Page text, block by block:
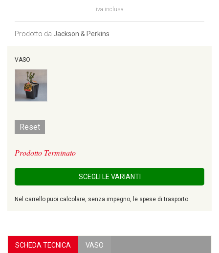
iva inclusa
Prodotto da Jackson & Perkins
VASO
Reset
Prodotto Terminato
SCEGLI LE VARIANTI
Nel carrello puoi calcolare, senza impegno, le spese di trasporto
SCHEDA TECNICA VASO